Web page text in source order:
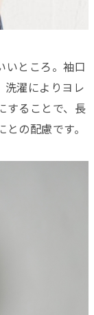
いところ。袖口
洗濯によりヨレ
することで、長
の配慮です。